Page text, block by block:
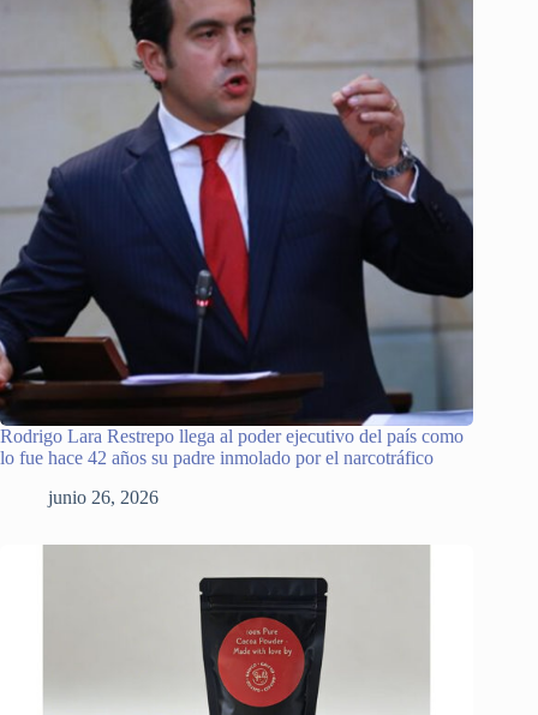
Rodrigo Lara Restrepo llega al poder ejecutivo del país como
lo fue hace 42 años su padre inmolado por el narcotráfico
junio 26, 2026